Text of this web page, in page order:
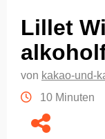
Lillet
von kakao-und-
10 Minuten